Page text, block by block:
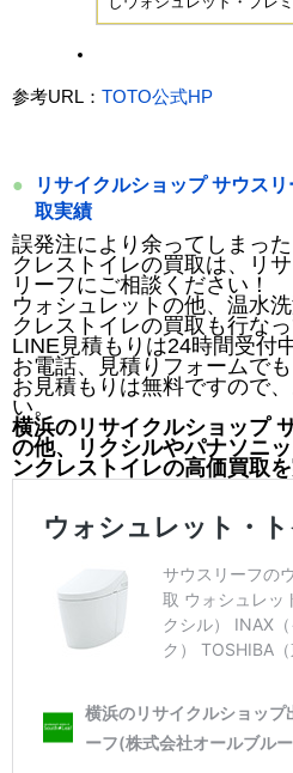
参考URL： TOTO公式HP
リサイクルショップ サウス
取実績
誤発注により余ってしまっ
クレストイレの買取は、リ
リーフにご相談ください！
ウォシュレットの他、温水
クレストイレの買取も行なっ
LINE見積もりは24時間受付中
お電話、見積りフォームで
お見積もりは無料ですので
い。
横浜のリサイクルショップ
の他、リクシルやパナソニ
ンクレストイレの高価買取